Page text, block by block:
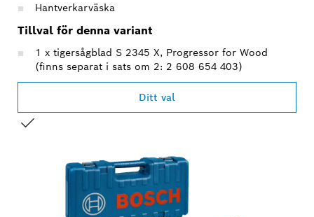
Hantverkarväska
Tillval för denna variant
1 x tigersågblad S 2345 X, Progressor for Wood
(finns separat i sats om 2: 2 608 654 403)
Ditt val